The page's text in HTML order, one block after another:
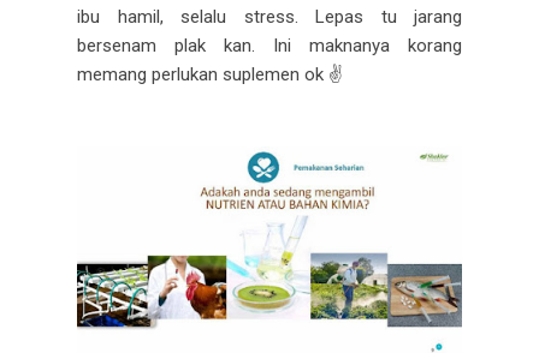
ibu hamil, selalu stress. Lepas tu jarang
bersenam plak kan. Ini maknanya korang
memang perlukan suplemen ok ✌️